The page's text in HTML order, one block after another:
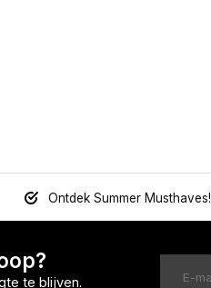
Ontdek Summer Musthaves!
te blijven.